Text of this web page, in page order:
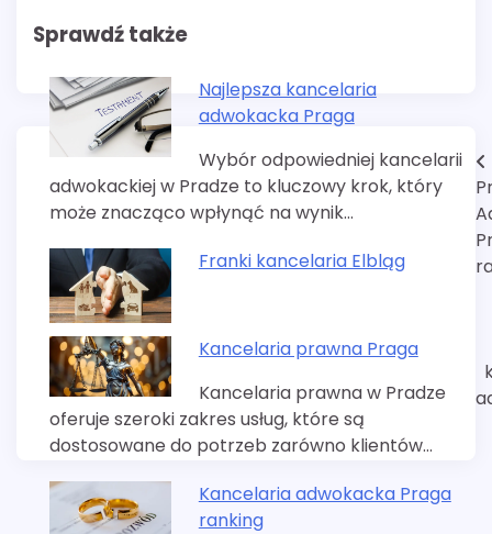
Sprawdź także
Najlepsza kancelaria
adwokacka Praga
Wybór odpowiedniej kancelarii
adwokackiej w Pradze to kluczowy krok, który
może znacząco wpłynąć na wynik…
Franki kancelaria Elbląg
Kancelaria prawna Praga
Kancelaria prawna w Pradze
oferuje szeroki zakres usług, które są
dostosowane do potrzeb zarówno klientów…
Kancelaria adwokacka Praga
ranking
Nawigacja
wpisu